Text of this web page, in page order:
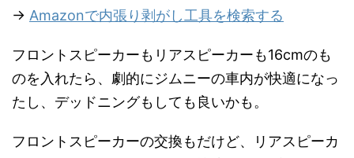
→ Amazonで内張り剥がし工具を検索する
フロントスピーカーもリアスピーカーも16cmのも
のを入れたら、劇的にジムニーの車内が快適になっ
たし、デッドニングもしても良いかも。
フロントスピーカーの交換もだけど、リアスピーカ